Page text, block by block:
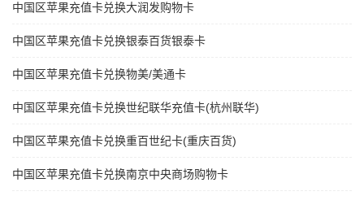
中国区苹果充值卡兑换大润发购物卡
中国区苹果充值卡兑换银泰百货银泰卡
中国区苹果充值卡兑换物美/美通卡
中国区苹果充值卡兑换世纪联华充值卡(杭州联华)
中国区苹果充值卡兑换重百世纪卡(重庆百货)
中国区苹果充值卡兑换南京中央商场购物卡